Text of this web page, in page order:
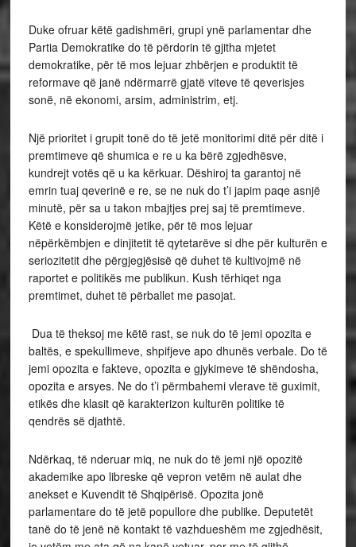
Duke ofruar këtë gadishmëri, grupi ynë parlamentar dhe
Partia Demokratike do të përdorin të gjitha mjetet
demokratike, për të mos lejuar zhbërjen e produktit të
reformave që janë ndërmarrë gjatë viteve të qeverisjes
sonë, në ekonomi, arsim, administrim, etj.
Një prioritet i grupit tonë do të jetë monitorimi ditë për ditë i
premtimeve që shumica e re u ka bërë zgjedhësve,
kundrejt votës që u ka kërkuar. Dëshiroj ta garantoj në
emrin tuaj qeverinë e re, se ne nuk do t’i japim paqe asnjë
minutë, për sa u takon mbajtjes prej saj të premtimeve.
Këtë e konsiderojmë jetike, për të mos lejuar
nëpërkëmbjen e dinjitetit të qytetarëve si dhe për kulturën e
seriozitetit dhe përgjegjësisë që duhet të kultivojmë në
raportet e politikës me publikun. Kush tërhiqet nga
premtimet, duhet të përballet me pasojat.
Dua të theksoj me këtë rast, se nuk do të jemi opozita e
baltës, e spekullimeve, shpifjeve apo dhunës verbale. Do të
jemi opozita e fakteve, opozita e gjykimeve të shëndosha,
opozita e arsyes. Ne do t’i përmbahemi vlerave të guximit,
etikës dhe klasit që karakterizon kulturën politike të
qendrës së djathtë.
Ndërkaq, të nderuar miq, ne nuk do të jemi një opozitë
akademike apo libreske që vepron vetëm në aulat dhe
anekset e Kuvendit të Shqipërisë. Opozita jonë
parlamentare do të jetë popullore dhe publike. Deputetët
tanë do të jenë në kontakt të vazhdueshëm me zgjedhësit,